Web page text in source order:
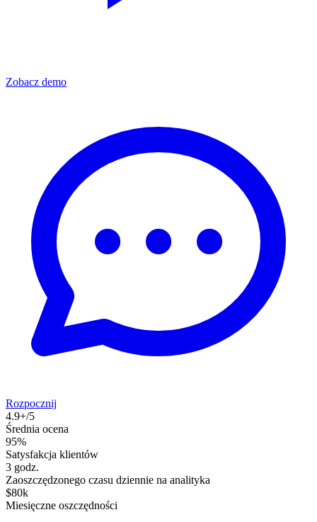
Zobacz demo
Rozpocznij
4.9+/5
Średnia ocena
95%
Satysfakcja klientów
3 godz.
Zaoszczędzonego czasu dziennie na analityka
$80k
Miesięczne oszczędności